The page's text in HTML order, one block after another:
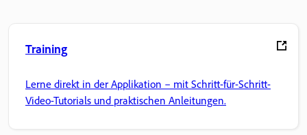
Training
Lerne direkt in der Applikation – mit Schritt-für-Schritt-
Video-Tutorials und praktischen Anleitungen.